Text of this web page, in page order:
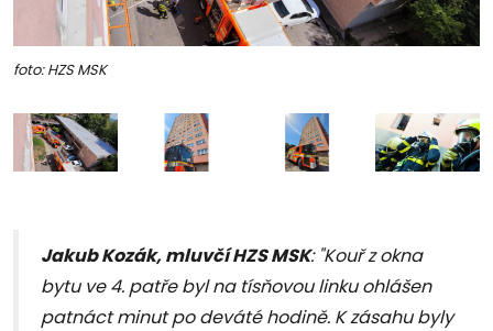
foto: HZS MSK
Jakub Kozák, mluvčí HZS MSK: "Kouř z okna
bytu ve 4. patře byl na tísňovou linku ohlášen
patnáct minut po deváté hodině. K zásahu byly